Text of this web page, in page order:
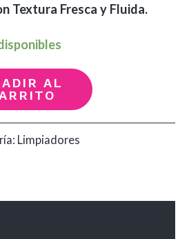
Textura Fresca y Fluida.
AL
Limpiadores